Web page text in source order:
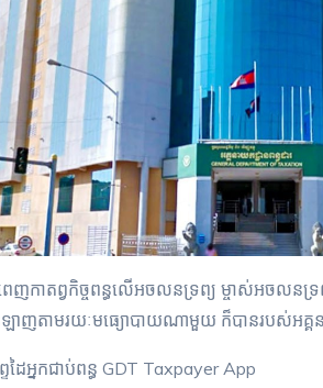
ពេញកាតព្វកិច្ចពន្ធលើអចលនទ្រព្យ ម្ចាស់អចលន
ាញតាមរយៈមធ្យោបាយណាមួយ ក៏បានរបស់អគ្គន
ដៃអ្នកជាប់ពន្ធ GDT Taxpayer App